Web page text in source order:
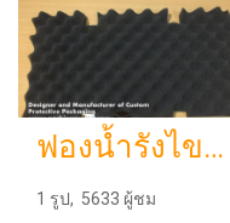
ฟองน้ำรังไขฟองน้ำซับเสียงฟองน้ำสำหรับบุผนังแผ่นซับเสียง PE-Foam
1 รูป, 5633 ผู้ชม